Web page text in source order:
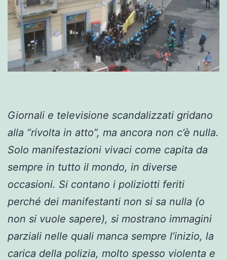
Giornali e televisione scandalizzati gridano
alla “rivolta in atto”, ma ancora non c’è nulla.
Solo manifestazioni vivaci come capita da
sempre in tutto il mondo, in diverse
occasioni. Si contano i poliziotti feriti
perché dei manifestanti non si sa nulla (o
non si vuole sapere), si mostrano immagini
parziali nelle quali manca sempre l’inizio, la
carica della polizia, molto spesso violenta e